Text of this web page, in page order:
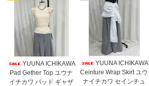
YUUNA ICHIKAWA
Pad Gether Top ユウナ
イチカワ パッド ギャザ
YUUNA ICHIKAWA
Ceinture Wrap Skirt ユウ
ナイチカワ セインチュ